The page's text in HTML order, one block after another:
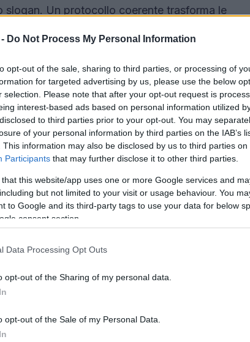
Do Not Process My Personal Information
opt-out of the sale, sharing to third parties, or processing of
for targeted advertising by us, please use the below
selection. Please note that after your opt-out request is
interest-based ads based on personal information utilized
to third parties prior to your opt-out. You may
of your personal information by third parties on the IAB’s
This information may also be disclosed by us to third parties on
Participants that may further disclose it to other third parties.
that this website/app uses one or more Google services and
but not limited to your visit or usage behaviour. You
to Google and its third-party tags to use your data for below
consent section.
Data Processing Opt Outs
opt-out of the Sharing of my personal data.
opt-out of the Sale of my Personal Data.
slogan. Un protocollo coerente trasforma le
ogni step e collegare i test a
center. Con procedure semplici ma
tra configurazioni diverse e utili per